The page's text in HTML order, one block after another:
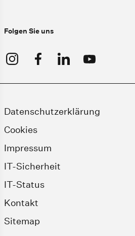
Folgen Sie uns
Datenschutzerklärung
Cookies
Impressum
IT-Sicherheit
IT-Status
Kontakt
Sitemap